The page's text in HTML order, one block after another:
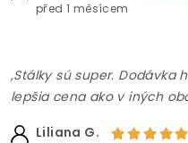
před 1 měsícem
,Stálky sú super. Dodávka
lepšia cena ako v iných
Liliana G.